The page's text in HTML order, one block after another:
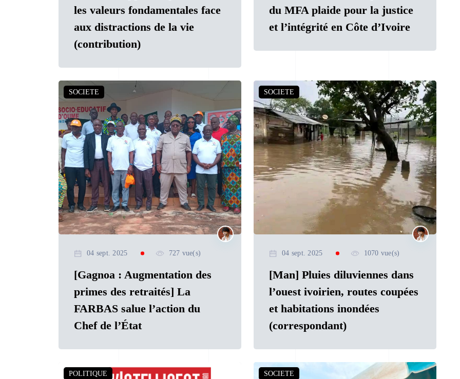
les valeurs fondamentales face
aux distractions de la vie
(contribution)
du MFA plaide pour la justice
et l’intégrité en Côte d’Ivoire
SOCIETE
04 sept. 2025 727 vue(s)
[Gagnoa : Augmentation des
primes des retraités] La
FARBAS salue l’action du
Chef de l’État
SOCIETE
04 sept. 2025 1070 vue(s)
[Man] Pluies diluviennes dans
l’ouest ivoirien, routes coupées
et habitations inondées
(correspondant)
POLITIQUE SOCIETE